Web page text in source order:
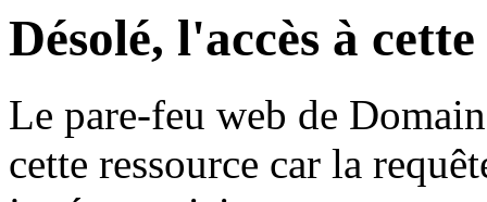
Désolé, l'accès à
Le pare-feu web de
cette ressource car la